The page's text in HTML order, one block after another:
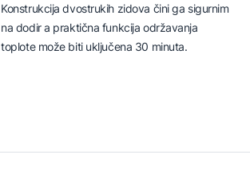
Konstrukcija dvostrukih zidova čini ga sigurnim
na dodir a praktična funkcija održavanja
toplote može biti uključena 30 minuta.